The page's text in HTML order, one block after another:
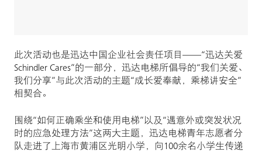
此次活动也是迅达中国企业社会责任项目——“迅达关爱
Schindler Cares”的一部分，迅达电梯所倡导的“我们关爱、
我们分享”与此次活动的主题“成长爱奉献，乘梯讲安全”
相契合。
围绕“如何正确乘坐和使用电梯”以及“遇意外或突发状况
时的应急处理方法”这两大主题，迅达电梯青年志愿者分
队走进了上海市黄浦区光明小学，向100余名小学生传递